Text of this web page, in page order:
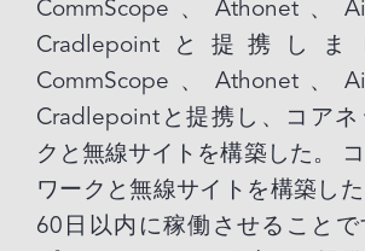
CommScope、Athonet、
Cradlepointと提携しま
CommScope、Athonet、
Cradlepointと提携し、コアネ
クと無線サイトを構築した。
ワークと無線サイトを構築し
60日以内に稼働させることで